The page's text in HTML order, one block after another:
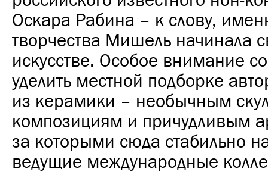
Оскара Рабина – к слову,
творчества Мишель начинала
искусстве. Особое внимание
уделить местной подборке
из керамики – необычным
композициям и причудливым
за которыми сюда стабильно
ведущие международные